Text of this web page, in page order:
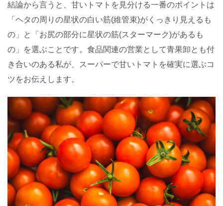
結論から言うと、甘いトマトを見分ける一番のポイントは
「ヘタの周りの星状の白い筋(維管束)がくっきり見えるも
の」と「お尻の部分に星状の筋(スターマーク)があるも
の」を選ぶことです。食品関連の営業として青果卸とも付
き合いのある私が、スーパーで甘いトマトを確実に選ぶコ
ツをお伝えします。